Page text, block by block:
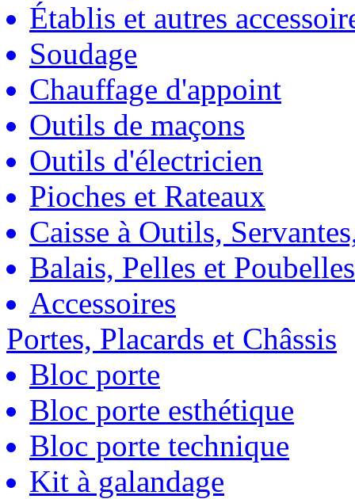
Établis et autres
Soudage
Chauffage d'appoint
Outils de maçons
Outils d'électricien
Pioches et Rateaux
Caisse à Outils,
Balais, Pelles et Poubelles
Accessoires
Portes, Placards et Châssis
Bloc porte
Bloc porte esthétique
Bloc porte technique
Kit à galandage